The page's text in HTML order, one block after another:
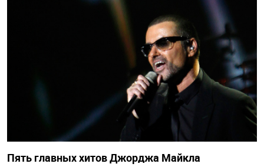
Пять главных хитов Джорджа Майкла